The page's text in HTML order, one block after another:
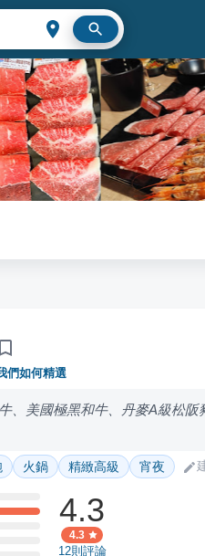
們如何精選
、美國極黑和牛、丹麥A級松
火鍋 精緻高級 宵夜
4.3
4.3
12則評論